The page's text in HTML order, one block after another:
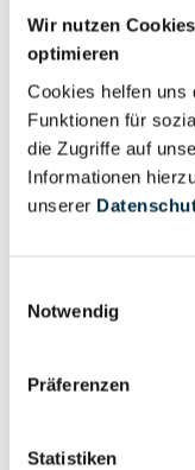
Wir nutzen
optimieren
Cookies helfen uns
Funktionen für
die Zugriffe auf
Informationen
unserer
Notwendig
Präferenzen
Statistiken
Wirtschaftlich
Berechtigter
Eigentums- und